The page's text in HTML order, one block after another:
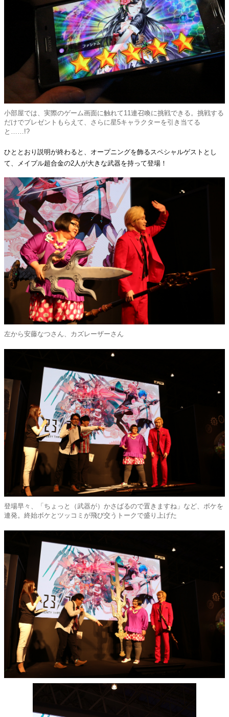
小部屋では、実際のゲーム画面に触れて11連召喚に挑戦できる。挑戦する
だけでプレゼントもらえて、さらに星5キャラクターを引き当てる
と……!?
ひととおり説明が終わると、オープニングを飾るスペシャルゲストとし
て、メイプル超合金の2人が大きな武器を持って登場！
左から安藤なつさん、カズレーザーさん
登場早々、「ちょっと（武器が）かさばるので置きますね」など、ボケを
連発。終始ボケとツッコミが飛び交うトークで盛り上げた